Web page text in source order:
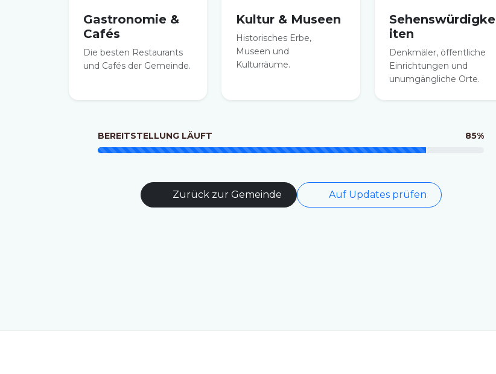
Gastronomie &
Cafés
Die besten Restaurants
und Cafés der Gemeinde.
Kultur & Museen
Historisches Erbe,
Museen und
Kulturräume.
Sehenswürdigke
iten
Denkmäler, öffentliche
Einrichtungen und
unumgängliche Orte.
BEREITSTELLUNG LÄUFT 85%
Zurück zur Gemeinde Auf Updates prüfen